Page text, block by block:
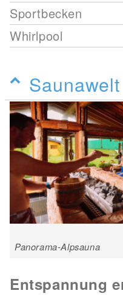
Sportbecken
Whirlpool
Saunawelt
Panorama-Alpsauna
Entspannung